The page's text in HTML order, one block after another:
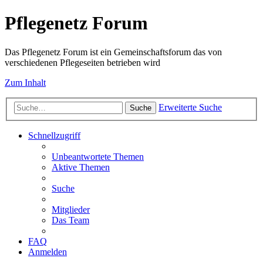
Pflegenetz Forum
Das Pflegenetz Forum ist ein Gemeinschaftsforum das von
verschiedenen Pflegeseiten betrieben wird
Zum Inhalt
Suche Erweiterte Suche
Schnellzugriff
Unbeantwortete Themen
Aktive Themen
Suche
Mitglieder
Das Team
FAQ
Anmelden